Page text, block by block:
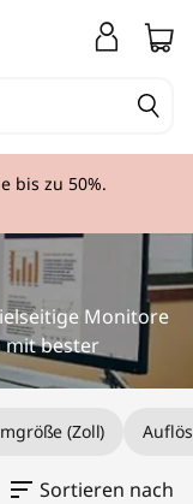
bis zu 50%.
Monitore
mit bester
(Zoll)
Sortieren nach